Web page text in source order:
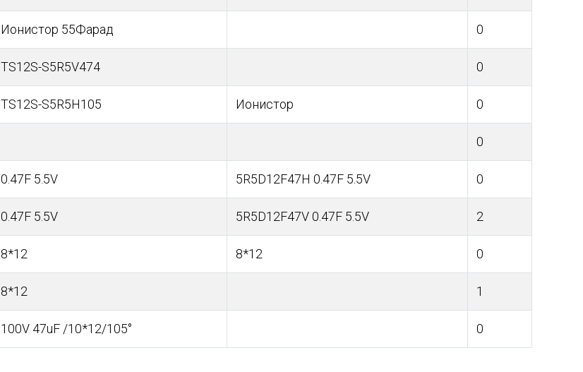
Ионистор 55Фарад 0
TS12S-S5R5V474 0
TS12S-S5R5H105 Ионистор 0
0
0.47F 5.5V 5R5D12F47H 0.47F 5.5V 0
0.47F 5.5V 5R5D12F47V 0.47F 5.5V 2
8*12 8*12 0
8*12 1
100V 47uF /10*12/105° 0